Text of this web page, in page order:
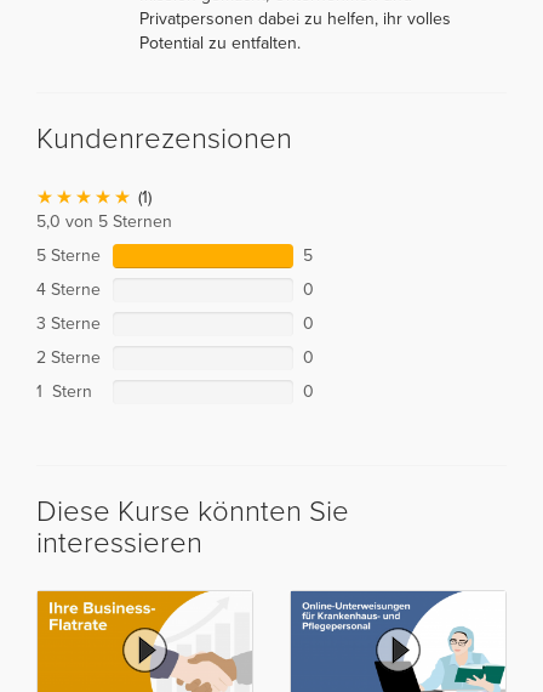
Privatpersonen dabei zu helfen, ihr volles
Potential zu entfalten.
Kundenrezensionen
(1)
5,0 von 5 Sternen
5 Sterne
5
4 Sterne
0
3 Sterne
0
2 Sterne
0
1 Stern
0
Diese Kurse könnten Sie
interessieren